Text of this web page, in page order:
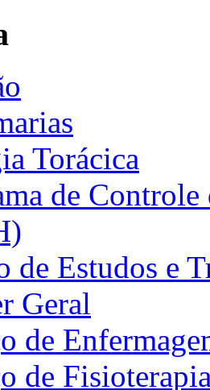
Torácica
de
de Estudos e
Geral
de
de